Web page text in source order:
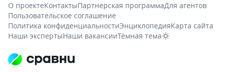
О проектеКонтактыПартнерская программаДля агентов
Пользовательское соглашение
Политика конфиденциальностиЭнциклопедияКарта сайта
Наши экспертыНаши вакансииТёмная тема